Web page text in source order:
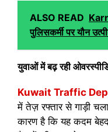
ALSO READ
पुलिसकर्मी पर यौन
युवाओं में बढ़ रही
Kuwait Traffic
में तेज़ रफ्तार से गाड़ी
कारण है कि यह कदम